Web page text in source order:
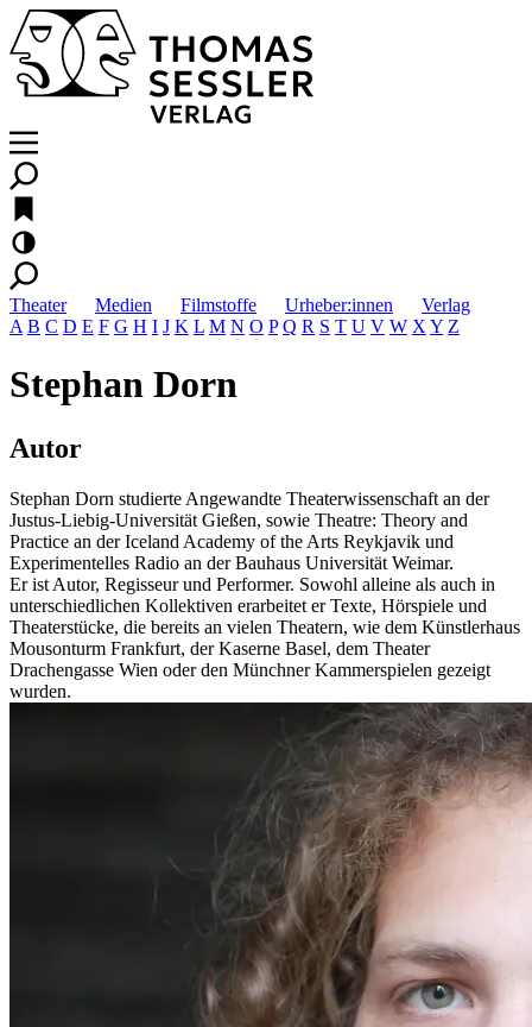
Theater Medien Filmstoffe Urheber:innen
Verlag
A B C D E F G H I J K L M N O P Q R S T U V W X Y Z
Stephan Dorn
Autor
Stephan Dorn studierte Angewandte Theaterwissenschaft an der
Justus-Liebig-Universität Gießen, sowie Theatre: Theory and
Practice an der Iceland Academy of the Arts Reykjavik und
Experimentelles Radio an der Bauhaus Universität Weimar.
Er ist Autor, Regisseur und Performer. Sowohl alleine als auch in
unterschiedlichen Kollektiven erarbeitet er Texte, Hörspiele und
Theaterstücke, die bereits an vielen Theatern, wie dem Künstlerhaus
Mousonturm Frankfurt, der Kaserne Basel, dem Theater
Drachengasse Wien oder den Münchner Kammerspielen gezeigt
wurden.